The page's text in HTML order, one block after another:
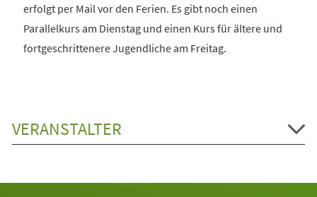
erfolgt per Mail vor den Ferien. Es gibt noch einen
Parallelkurs am Dienstag und einen Kurs für ältere und
fortgeschrittenere Jugendliche am Freitag.
VERANSTALTER